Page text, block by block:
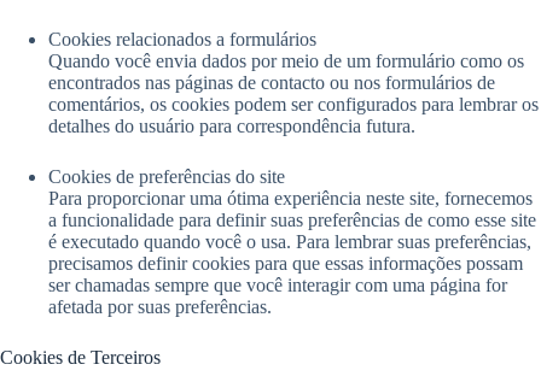
Cookies relacionados a formulários
Quando você envia dados por meio de um formulário como os
encontrados nas páginas de contacto ou nos formulários de
comentários, os cookies podem ser configurados para lembrar os
detalhes do usuário para correspondência futura.
Cookies de preferências do site
Para proporcionar uma ótima experiência neste site, fornecemos
a funcionalidade para definir suas preferências de como esse site
é executado quando você o usa. Para lembrar suas preferências,
precisamos definir cookies para que essas informações possam
ser chamadas sempre que você interagir com uma página for
afetada por suas preferências.
Cookies de Terceiros